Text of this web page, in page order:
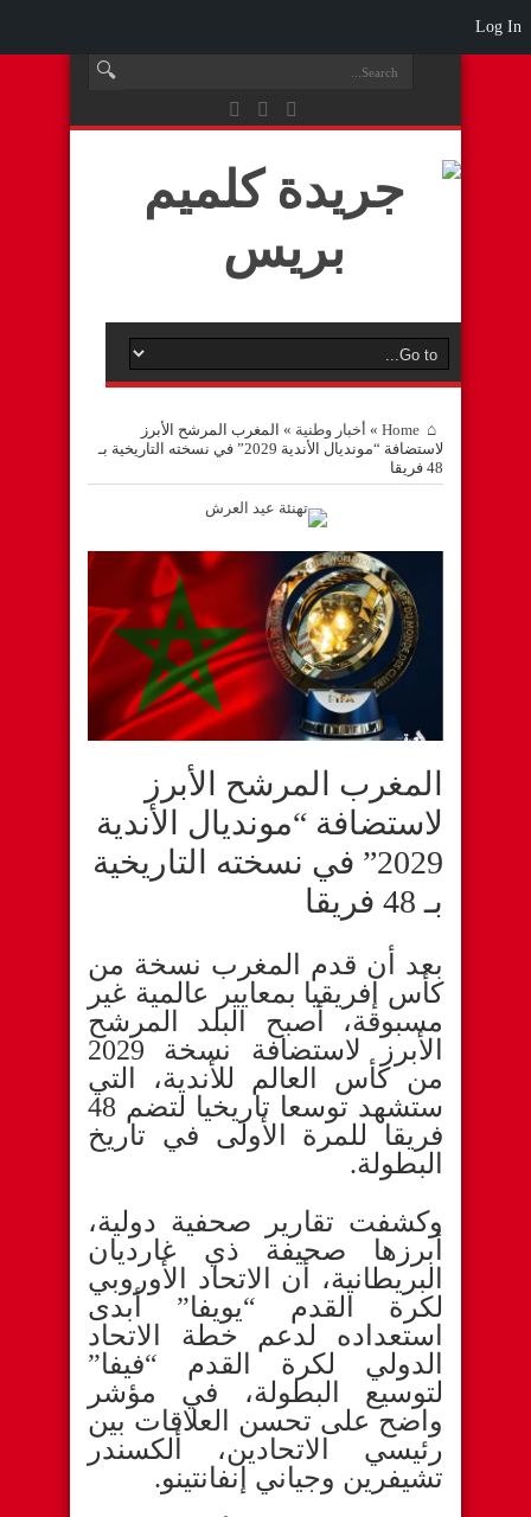
Home
» أخبار وطنية » المغرب المرشح الأبرز
لاستضافة “مونديال الأندية 2029” في نسخته التاريخية بـ
48 فريقا
المغرب المرشح الأبرز
لاستضافة “مونديال الأندية
2029” في نسخته التاريخية
بـ 48 فريقا
بعد أن قدم المغرب نسخة من
كأس إفريقيا بمعايير عالمية غير
مسبوقة، أصبح البلد المرشح
الأبرز لاستضافة نسخة 2029
من كأس العالم للأندية، التي
ستشهد توسعا تاريخيا لتضم 48
فريقا للمرة الأولى في تاريخ
البطولة.
وكشفت تقارير صحفية دولية،
أبرزها صحيفة ذي غارديان
البريطانية، أن الاتحاد الأوروبي
لكرة القدم “يويفا” أبدى
استعداده لدعم خطة الاتحاد
الدولي لكرة القدم “فيفا”
لتوسيع البطولة، في مؤشر
واضح على تحسن العلاقات بين
رئيسي الاتحادين، ألكسندر
تشيفرين وجياني إنفانتينو.
Log In